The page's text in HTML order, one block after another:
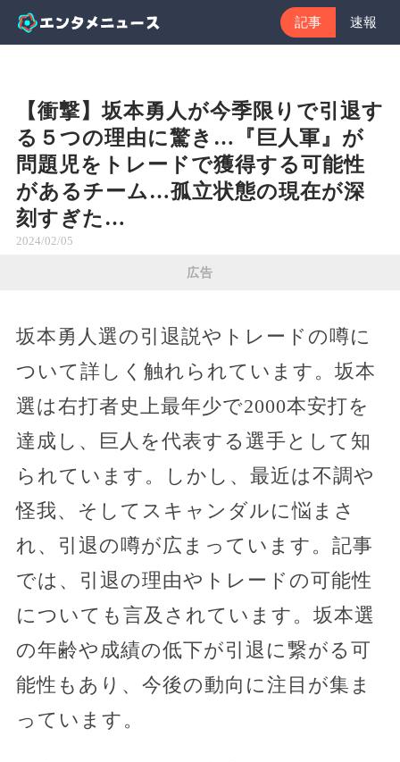
記事 速報
【衝撃】坂本勇人が今季限りで引退す
る５つの理由に驚き…『巨人軍』が
問題児をトレードで獲得する可能性
があるチーム…孤立状態の現在が深
刻すぎた…
2024/02/05
広告
坂本勇人選の引退説やトレードの噂に
ついて詳しく触れられています。坂本
選は右打者史上最年少で2000本安打を
達成し、巨人を代表する選手として知
られています。しかし、最近は不調や
怪我、そしてスキャンダルに悩まさ
れ、引退の噂が広まっています。記事
では、引退の理由やトレードの可能性
についても言及されています。坂本選
の年齢や成績の低下が引退に繋がる可
能性もあり、今後の動向に注目が集ま
っています。